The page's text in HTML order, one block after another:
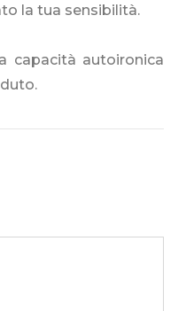
la tua sensibilità.
capacità autoironica